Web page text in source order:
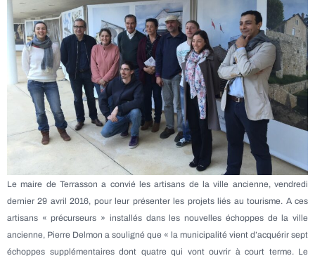
Le maire de Terrasson a convié les artisans de la ville ancienne, vendredi
dernier 29 avril 2016, pour leur présenter les projets liés au tourisme. A ces
artisans « précurseurs » installés dans les nouvelles échoppes de la ville
ancienne, Pierre Delmon a souligné que « la municipalité vient d’acquérir sept
échoppes supplémentaires dont quatre qui vont ouvrir à court terme. Le